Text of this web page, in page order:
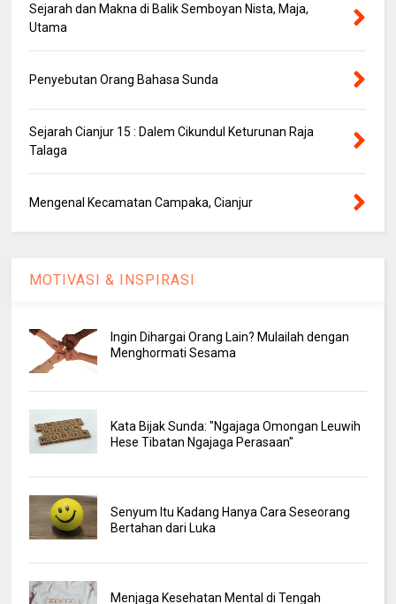
Sejarah dan Makna di Balik Semboyan Nista, Maja,
Utama
Penyebutan Orang Bahasa Sunda
Sejarah Cianjur 15 : Dalem Cikundul Keturunan Raja
Talaga
Mengenal Kecamatan Campaka, Cianjur
MOTIVASI & INSPIRASI
Ingin Dihargai Orang Lain? Mulailah dengan
Menghormati Sesama
Kata Bijak Sunda: "Ngajaga Omongan Leuwih
Hese Tibatan Ngajaga Perasaan"
Senyum Itu Kadang Hanya Cara Seseorang
Bertahan dari Luka
Menjaga Kesehatan Mental di Tengah